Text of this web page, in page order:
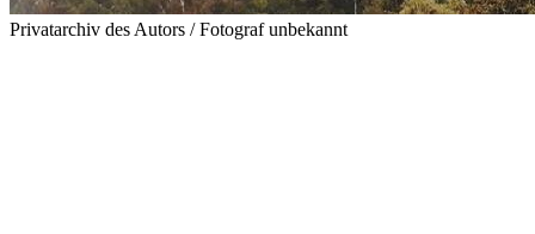
Privatarchiv des Autors / Fotograf unbekannt